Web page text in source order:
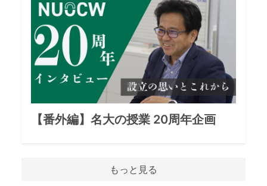
【番外編】 名大の授業 20周年企画
もっと見る